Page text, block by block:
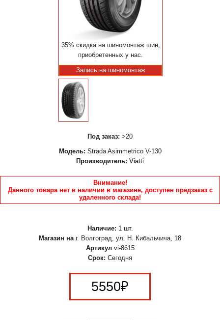
35% скидка на шиномонтаж шин,
приобретенных у нас.
Запись на шиномонтаж
Под заказ: >20
Модель: Strada Asimmetrico V-130
Производитель: Viatti
Внимание!
Данного товара нет в наличии в магазине, доступен предзаказ с
удаленного склада!
Наличие: 1 шт.
Магазин на г. Волгоград, ул. Н. Кибальчича, 18
Артикул vi-8615
Срок: Сегодня
5550₽